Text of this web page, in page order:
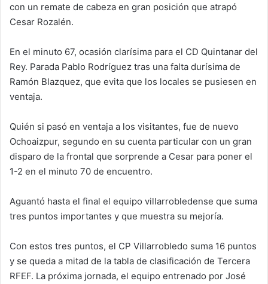
con un remate de cabeza en gran posición que atrapó
Cesar Rozalén.
En el minuto 67, ocasión clarísima para el CD Quintanar del
Rey. Parada Pablo Rodríguez tras una falta durísima de
Ramón Blazquez, que evita que los locales se pusiesen en
ventaja.
Quién si pasó en ventaja a los visitantes, fue de nuevo
Ochoaizpur, segundo en su cuenta particular con un gran
disparo de la frontal que sorprende a Cesar para poner el
1-2 en el minuto 70 de encuentro.
Aguantó hasta el final el equipo villarrobledense que suma
tres puntos importantes y que muestra su mejoría.
Con estos tres puntos, el CP Villarrobledo suma 16 puntos
y se queda a mitad de la tabla de clasificación de Tercera
RFEF. La próxima jornada, el equipo entrenado por José